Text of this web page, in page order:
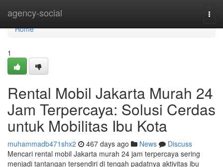
agency-social
Home
Home
1
Rental Mobil Jakarta Murah 24
Jam Terpercaya: Solusi Cerdas
untuk Mobilitas Ibu Kota
muhammadb471shx2 467 days ago News
Discuss
Mencari rental mobil Jakarta murah 24 jam terpercaya sering
menjadi tantangan tersendiri di tengah padatnya aktivitas ibu